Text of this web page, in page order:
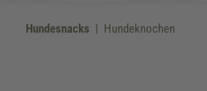
Hundesnacks Hundeknochen